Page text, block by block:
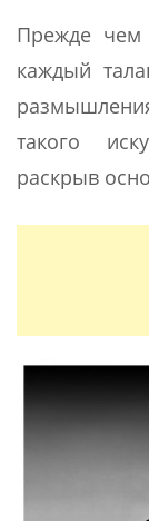
Прежде чем
каждый
такого
раскрыв